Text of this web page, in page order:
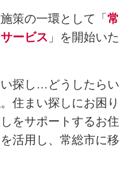
策の一環として「 常
ービス 」を開始いた
探し…どうしたらい
住まい探しにお困り
をサポートするお住
活用し、常総市に移